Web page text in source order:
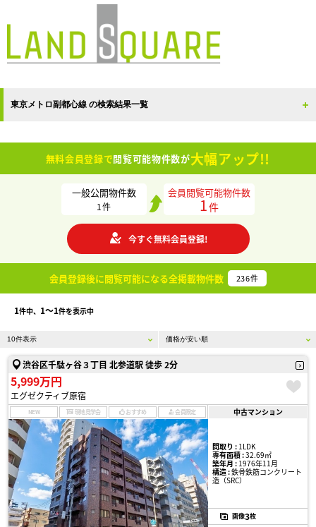
東京メトロ副都心線 の検索結果一覧
無料会員登録で閲覧可能物件数が大幅アップ!!
一般公開物件数
1件
会員閲覧可能物件数
1件
今すぐ無料会員登録!
会員登録後に閲覧可能になる全掲載物件数 236件
1件中、 1〜1件を表示中
渋谷区千駄ヶ谷３丁目 北参道駅 徒歩 2分
5,999万円
エグゼクティブ原宿
NEW 現地見学会 おすすめ 会員限定 中古マンション
間取り :1LDK
専有面積 :32.69㎡
築年月 :1976年11月
構造 :鉄骨鉄筋コンクリート
造（SRC）
画像3枚